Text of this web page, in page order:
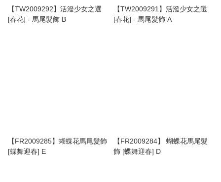
【TW2009292】活潑少女之選
[春花] - 馬尾髮飾 B
【TW2009291】活潑少女之選
[春花] - 馬尾髮飾 A
【FR2009285】蝴蝶花馬尾髮飾
[蝶舞迎春] E
【FR2009284】 蝴蝶花馬尾髮
飾 [蝶舞迎春] D